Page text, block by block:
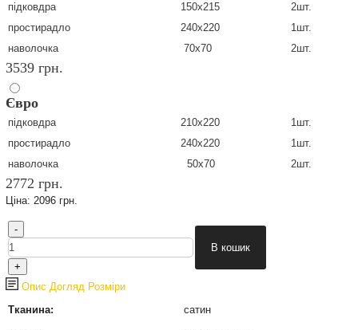
підковдра 150х215
2шт.
простирадло
240х220
1шт.
наволочка
70х70 2шт.
3539 грн.
Євро
підковдра 210х220
1шт.
простирадло
240х220
1шт.
наволочка
50х70 2шт.
2772 грн.
Ціна: 2096 грн.
Опис Догляд Розміри
Тканина:
сатин